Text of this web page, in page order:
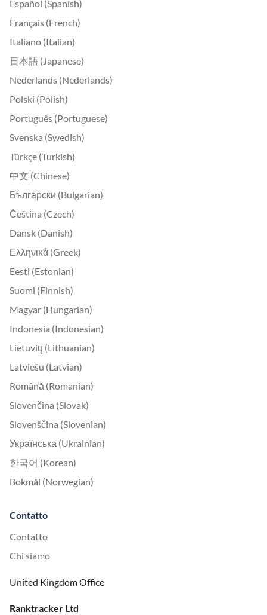
Español (Spanish)
Français (French)
Italiano (Italian)
日本語 (Japanese)
Nederlands (Nederlands)
Polski (Polish)
Português (Portuguese)
Svenska (Swedish)
Türkçe (Turkish)
中文 (Chinese)
Български (Bulgarian)
Čeština (Czech)
Dansk (Danish)
Ελληνικά (Greek)
Eesti (Estonian)
Suomi (Finnish)
Magyar (Hungarian)
Indonesia (Indonesian)
Lietuvių (Lithuanian)
Latviešu (Latvian)
Română (Romanian)
Slovenčina (Slovak)
Slovenščina (Slovenian)
Українська (Ukrainian)
한국어 (Korean)
Bokmål (Norwegian)
Contatto
Contatto
Chi siamo
United Kingdom Office
Ranktracker Ltd